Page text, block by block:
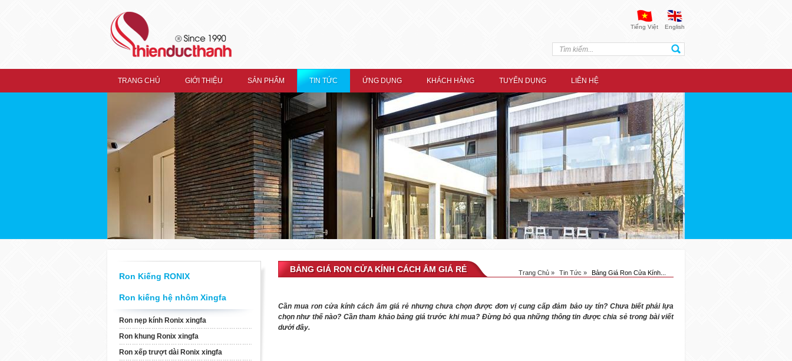
English
Tiếng Việt
TRANG CHỦ GIỚI THIỆU SẢN PHẨM TIN TỨC ỨNG DỤNG KHÁCH HÀNG TUYỂN DỤNG LIÊN HỆ
Ron Kiếng RONIX
Ron kiếng hệ nhôm Xingfa
Ron nẹp kính Ronix xingfa
Ron khung Ronix xingfa
Ron xếp trượt dài Ronix xingfa
BẢNG GIÁ RON CỬA KÍNH CÁCH ÂM GIÁ RẺ Trang Chủ » Tin Tức » Bảng Giá Ron Cửa Kính...
Cần mua ron cửa kính cách âm giá rẻ nhưng chưa chọn được đơn vị cung cấp đảm bảo uy tín? Chưa biết phải lựa
chọn như thế nào? Cần tham khảo bảng giá trước khi mua? Đừng bỏ qua những thông tin được chia sẻ trong bài viết
dưới đây.